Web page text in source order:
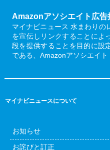
Amazonアソシエイト広告
マイナビニュース 水まわりの
を宣伝しリンクすることによ
段を提供することを目的に設
である、Amazonアソシエイト
マイナビニュースについて
お知らせ
お詫びと訂正